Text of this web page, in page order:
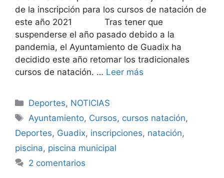
de la inscripción para los cursos de natación de
este año 2021 Tras tener que
suspenderse el año pasado debido a la
pandemia, el Ayuntamiento de Guadix ha
decidido este año retomar los tradicionales
cursos de natación. … Leer más
Categorías
Deportes, NOTICIAS
Etiquetas
Ayuntamiento, Cursos, cursos natación,
Deportes, Guadix, inscripciones, natación,
piscina, piscina municipal
2 comentarios